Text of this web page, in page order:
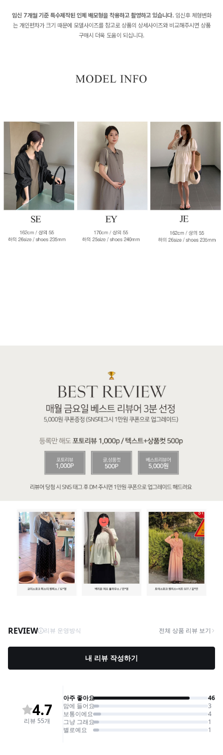
임신 7개월 기준 특수제작된 인체 배모형을 착용하고 촬영하고 있습니다.임신후 체형변화
는 개인편차가 크기 때문에 모델사이즈를 참고로 상품의 상세사이즈와 비교해주시면 상품
구매시 더욱 도움이 되십니다.